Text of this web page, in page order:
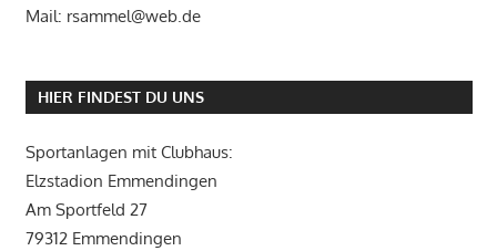
Mail: rsammel@web.de
HIER FINDEST DU UNS
Sportanlagen mit Clubhaus:
Elzstadion Emmendingen
Am Sportfeld 27
79312 Emmendingen